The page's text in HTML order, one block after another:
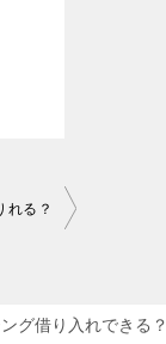
れる？
グ借り入れできる？